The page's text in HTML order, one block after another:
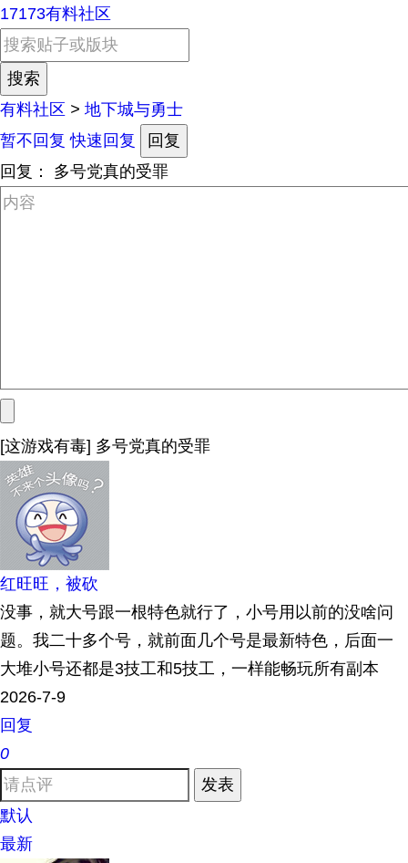
17173有料社区
有料社区 > 地下城与勇士
暂不回复 快速回复
回复
回复：
多号党真的受罪
[这游戏有毒] 多号党真的受罪
红旺旺，被砍
没事，就大号跟一根特色就行了，小号用以前的没啥问
题。我二十多个号，就前面几个号是最新特色，后面一
大堆小号还都是3技工和5技工，一样能畅玩所有副本
2026-7-9
回复
0
发表
默认
最新